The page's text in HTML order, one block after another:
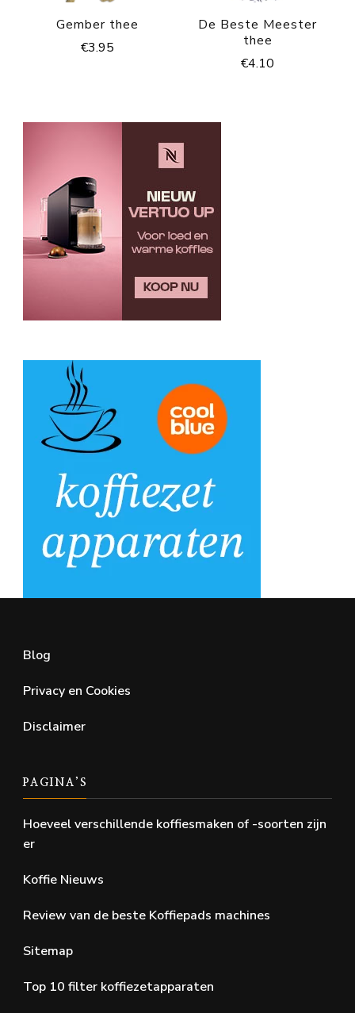
Gember thee
€3.95
De Beste Meester
thee
€4.10
Blog
Privacy en Cookies
Disclaimer
PAGINA’S
Hoeveel verschillende koffiesmaken of -soorten zijn
er
Koffie Nieuws
Review van de beste Koffiepads machines
Sitemap
Top 10 filter koffiezetapparaten